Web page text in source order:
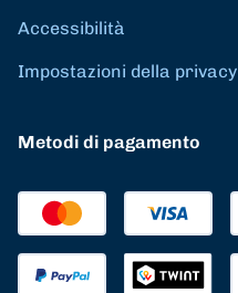
Accessibilità
Impostazioni della privacy
Metodi di pagamento